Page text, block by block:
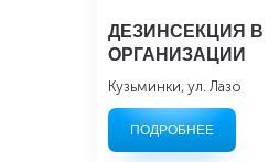
ДЕЗИНСЕКЦИЯ В
ОРГАНИЗАЦИИ
Кузьминки, ул. Лазо
ПОДРОБНЕЕ